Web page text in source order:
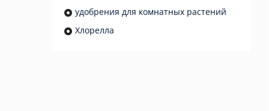
удобрения для комнатных растений
Хлорелла